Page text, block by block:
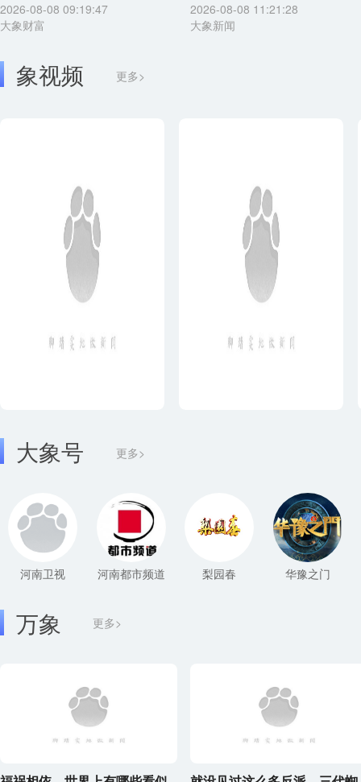
2026-08-08 09:19:47
大象财富
2026-08-08 11:21:28
大象新闻
象视频 更多>
大象号 更多>
河南卫视 河南都市频道 梨园春 华豫之门
更多>
万象